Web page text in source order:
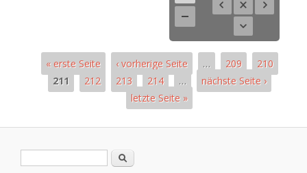
« erste Seite ‹ vorherige Seite … 209
210
211
212 213 214 …
nächste Seite ›
letzte Seite »
Formulario de búsqueda
Buscar